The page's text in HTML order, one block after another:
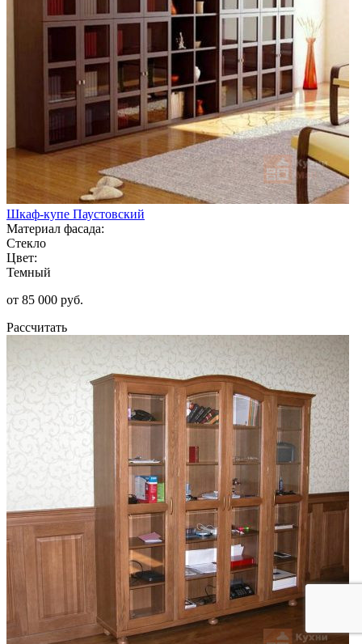
Шкаф-купе Паустовский
Материал фасада:
Стекло
Цвет:
Темный
от 85 000 руб.
Рассчитать